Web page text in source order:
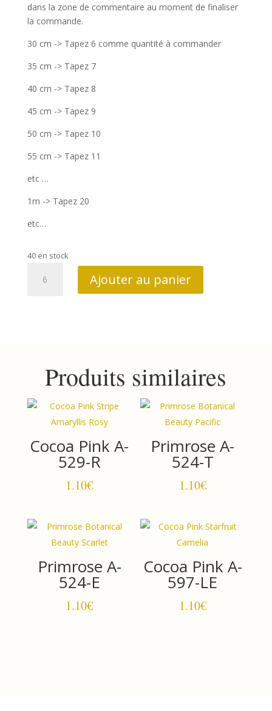
dans la zone de commentaire au moment de finaliser
la commande.
30 cm -> Tapez 6 comme quantité à commander
35 cm -> Tapez 7
40 cm -> Tapez 8
45 cm -> Tapez 9
50 cm -> Tapez 10
55 cm -> Tapez 11
etc …
1m -> Tapez 20
etc…
40 en stock
Ajouter au panier
Produits similaires
Cocoa Pink A-
529-R
1.10€
Primrose A-
524-T
1.10€
Primrose A-
524-E
1.10€
Cocoa Pink A-
597-LE
1.10€